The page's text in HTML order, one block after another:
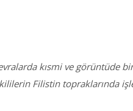
kısmi ve görüntüde
Filistin topraklarında